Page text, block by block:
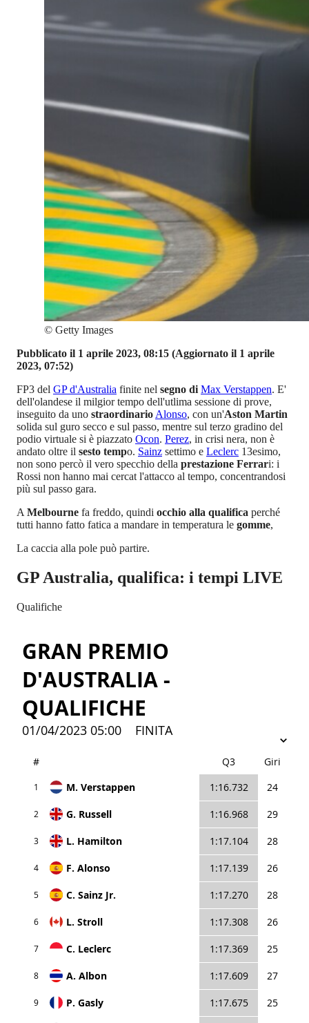
© Getty Images
Pubblicato il 1 aprile 2023, 08:15 (Aggiornato il 1 aprile
2023, 07:52)
FP3 del GP d'Australia finite nel segno di Max Verstappen. E'
dell'olandese il milgior tempo dell'utlima sessione di prove,
inseguito da uno straordinario Alonso, con un'Aston Martin
solida sul guro secco e sul passo, mentre sul terzo gradino del
podio virtuale si è piazzato Ocon. Perez, in crisi nera, non è
andato oltre il sesto tempo. Sainz settimo e Leclerc 13esimo,
non sono percò il vero specchio della prestazione Ferrari: i
Rossi non hanno mai cercat l'attacco al tempo, concentrandosi
più sul passo gara.
A Melbourne fa freddo, quindi occhio alla qualifica perché
tutti hanno fatto fatica a mandare in temperatura le gomme,
La caccia alla pole può partire.
GP Australia, qualifica: i tempi LIVE
Qualifiche